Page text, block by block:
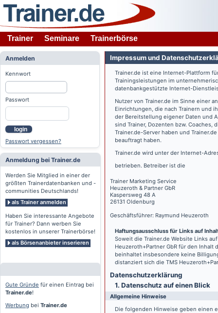
Trainer Seminare Trainerbörse
Anmelden
Kennwort
Passwort
login
Passwort vergessen?
Anmeldung bei Trainer.de
Werden Sie Mitglied in einer der
größten Trainerdatenbanken und -
communities Deutschlands!
als Trainer anmelden
Haben Sie interessante Angebote
für Trainer? Dann werben Sie
kostenlos in unserer Trainerbörse!
als Börsenanbieter inserieren
Gute Gründe für einen Eintrag bei
Trainer.de!
Werbung bei Trainer.de
Impressum und
Trainer.de ist eine Internet-Plattform
Trainingsleistungen im
datenbankgestützte Internet-
Nutzer von Trainer.de im Sinne einer
Einrichtungen, die nach Trainern und
der Bereitstellung eigener Daten und
sind Trainer, Dozenten bzw.
Trainer.de-Server haben und Trainer.de
beauftragt haben.
Trainer.de wird unter der Internet-
betrieben. Betreiber ist die
Trainer Marketing Service
Heuzeroth & Partner GbR
Kaspersweg 48 A
26131 Oldenburg
Geschäftsführer: Raymund Heuzeroth
Haftungsausschluss für Links auf
Soweit die Trainer.de Website Links
Heuzeroth+Partner GbR für den Inhalt
beinhaltet insbesondere keine
distanziert sich die TMS
Datenschutz­erklärung
1. Datenschutz auf einen Blick
Allgemeine Hinweise
Die folgenden Hinweise geben einen